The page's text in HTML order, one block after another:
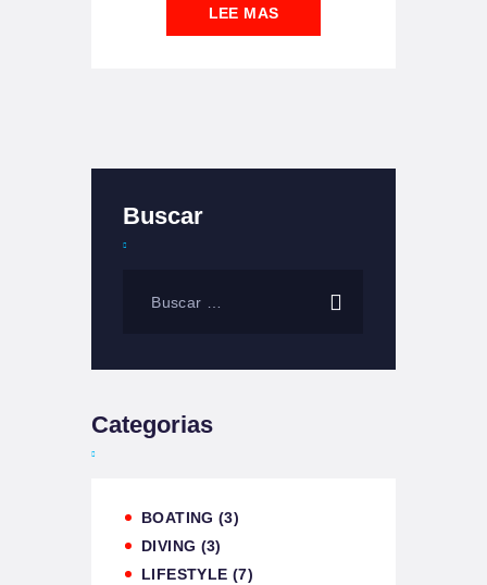
LEE MAS
Buscar
Categorias
BOATING (3)
DIVING (3)
LIFESTYLE (7)